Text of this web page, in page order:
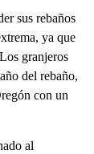
sus rebaños
ya que
granjeros
del rebaño,
con un
al